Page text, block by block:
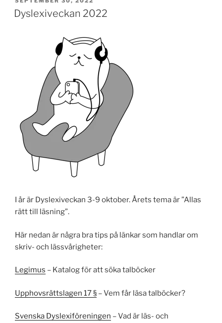
Dyslexiveckan 2022
I år är Dyslexiveckan 3-9 oktober. Årets tema är ”Allas
rätt till läsning”.
Här nedan är några bra tips på länkar som handlar om
skriv- och lässvårigheter:
Legimus – Katalog för att söka talböcker
Upphovsrättslagen 17 § – Vem får läsa talböcker?
Svenska Dyslexiföreningen – Vad är läs- och